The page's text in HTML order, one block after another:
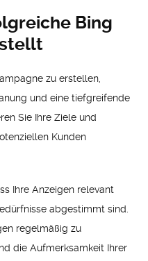
Bing
zu erstellen,
und eine tiefgreifende
Sie Ihre Ziele und
Kunden
Ihre Anzeigen relevant
abgestimmt sind.
regelmäßig zu
die Aufmerksamkeit Ihrer